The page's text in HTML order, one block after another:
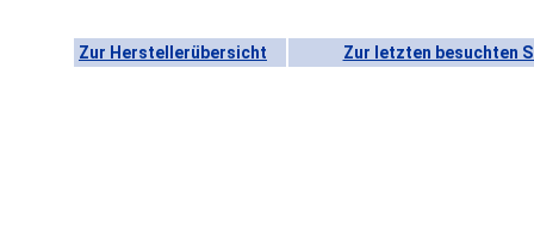
Zur Herstellerübersicht Zur letzten besuchten